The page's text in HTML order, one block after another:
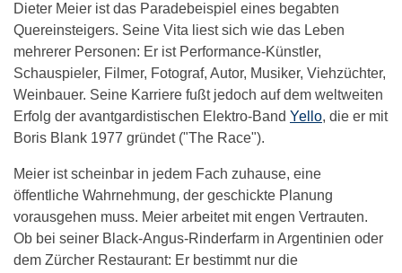
Dieter Meier ist das Paradebeispiel eines begabten
Quereinsteigers. Seine Vita liest sich wie das Leben
mehrerer Personen: Er ist Performance-Künstler,
Schauspieler, Filmer, Fotograf, Autor, Musiker, Viehzüchter,
Weinbauer. Seine Karriere fußt jedoch auf dem weltweiten
Erfolg der avantgardistischen Elektro-Band Yello, die er mit
Boris Blank 1977 gründet ("The Race").
Meier ist scheinbar in jedem Fach zuhause, eine
öffentliche Wahrnehmung, der geschickte Planung
vorausgehen muss. Meier arbeitet mit engen Vertrauten.
Ob bei seiner Black-Angus-Rinderfarm in Argentinien oder
dem Zürcher Restaurant: Er bestimmt nur die